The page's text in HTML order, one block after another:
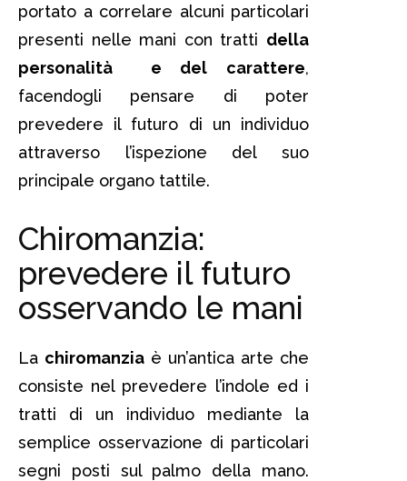
portato a correlare alcuni particolari
presenti nelle mani con tratti della
personalità e del carattere,
facendogli pensare di poter
prevedere il futuro di un individuo
attraverso l’ispezione del suo
principale organo tattile.
Chiromanzia:
prevedere il futuro
osservando le mani
La chiromanzia è un’antica arte che
consiste nel prevedere l’indole ed i
tratti di un individuo mediante la
semplice osservazione di particolari
segni posti sul palmo della mano.